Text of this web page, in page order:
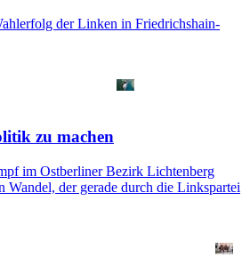
der Linken in Friedrichshain-
zu machen
im Ostberliner Bezirk Lichtenberg
Wandel, der gerade durch die Linkspartei